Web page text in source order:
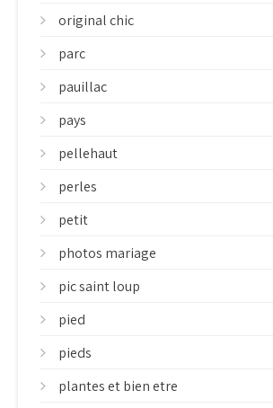
original chic
parc
pauillac
pays
pellehaut
perles
petit
photos mariage
pic saint loup
pied
pieds
plantes et bien etre